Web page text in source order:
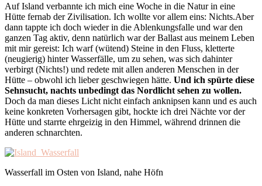
Auf Island verbannte ich mich eine Woche in die Natur in eine
Hütte fernab der Zivilisation. Ich wollte vor allem eins: Nichts.Aber
dann tappte ich doch wieder in die Ablenkungsfalle und war den
ganzen Tag aktiv, denn natürlich war der Ballast aus meinem Leben
mit mir gereist: Ich warf (wütend) Steine in den Fluss, kletterte
(neugierig) hinter Wasserfälle, um zu sehen, was sich dahinter
verbirgt (Nichts!) und redete mit allen anderen Menschen in der
Hütte – obwohl ich lieber geschwiegen hätte. Und ich spürte diese
Sehnsucht, nachts unbedingt das Nordlicht sehen zu wollen.
Doch da man dieses Licht nicht einfach anknipsen kann und es auch
keine konkreten Vorhersagen gibt, hockte ich drei Nächte vor der
Hütte und starrte ehrgeizig in den Himmel, während drinnen die
anderen schnarchten.
Wasserfall im Osten von Island, nahe Höfn